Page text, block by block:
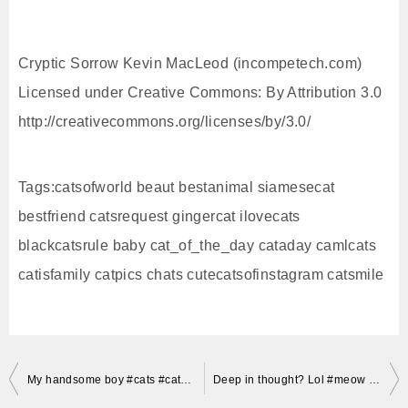
Cryptic Sorrow Kevin MacLeod (incompetech.com)
Licensed under Creative Commons: By Attribution 3.0
http://creativecommons.org/licenses/by/3.0/
Tags:catsofworld beaut bestanimal siamesecat
bestfriend catsrequest gingercat ilovecats
blackcatsrule baby cat_of_the_day cataday camlcats
catisfamily catpics chats cutecatsofinstagram catsmile
投
My handsome boy #cats #catsofinstagram #catlover #meow #neko #kitty #cute #brownie #pets #petstagr Deep in thought? Lol #meow #neko #gato #kitty #kitties #kinslerbug #cat #cats #cute #catlover #cat